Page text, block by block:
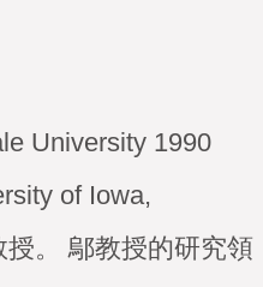
University 1990
of Iowa,
。 鄔教授的研究領